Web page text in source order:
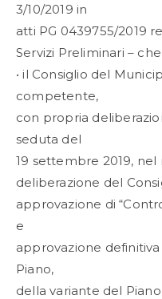
3/10/2019 in
atti PG 0439755/2019
Servizi Preliminari –
• il Consiglio del
competente,
con propria
seduta del
19 settembre 2019,
deliberazione del
approvazione di
e
approvazione
Piano,
della variante del